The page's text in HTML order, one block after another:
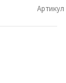
Артикул